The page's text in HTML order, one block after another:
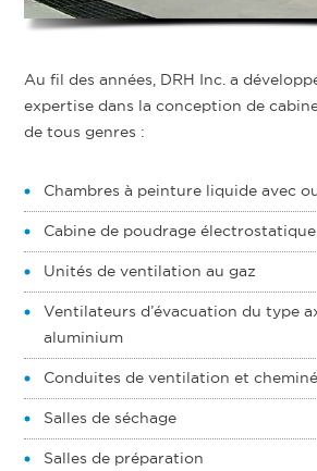
Au fil des années, DRH Inc. a
expertise dans la conception de
de tous genres :
Chambres à peinture liquide avec
Cabine de poudrage électrostatique
Unités de ventilation au gaz
Ventilateurs d’évacuation du type
aluminium
Conduites de ventilation et
Salles de séchage
Salles de préparation